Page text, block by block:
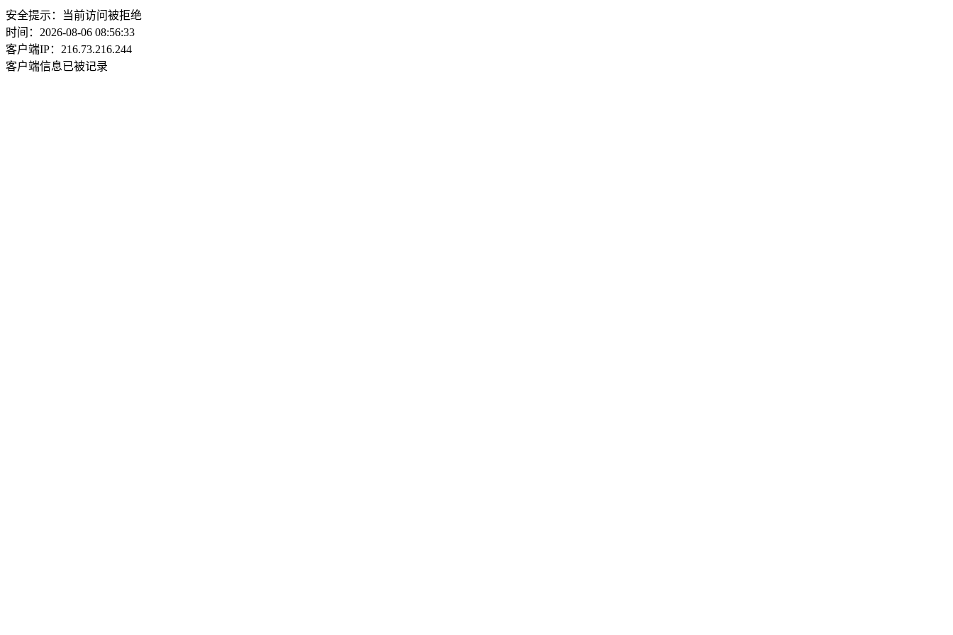
安全提示：当前访问被拒绝
时间：2026-08-06 08:56:33
客户端IP：216.73.216.244
客户端信息已被记录